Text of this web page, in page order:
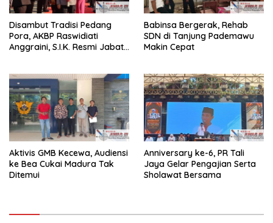
Disambut Tradisi Pedang
Pora, AKBP Raswidiati
Anggraini, S.I.K. Resmi Jabat
Babinsa Bergerak, Rehab
SDN di Tanjung Pademawu
Makin Cepat
Aktivis GMB Kecewa, Audiensi
ke Bea Cukai Madura Tak
Ditemui
Anniversary ke-6, PR Tali
Jaya Gelar Pengajian Serta
Sholawat Bersama